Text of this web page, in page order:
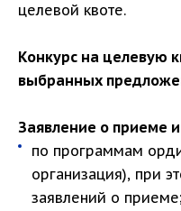
целевой квоте.
Конкурс на целевую
выбранных
Заявление о приеме
по программам
организация), при
заявлений о